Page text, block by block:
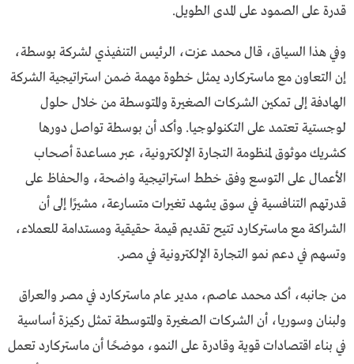
قدرة على الصمود على المدى الطويل.
وفي هذا السياق، قال محمد عزت، الرئيس التنفيذي لشركة بوسطة،
إن التعاون مع ماستركارد يمثل خطوة مهمة ضمن استراتيجية الشركة
الهادفة إلى تمكين الشركات الصغيرة والمتوسطة من خلال حلول
لوجستية تعتمد على التكنولوجيا. وأكد أن بوسطة تواصل دورها
كشريك موثوق لمنظومة التجارة الإلكترونية، عبر مساعدة أصحاب
الأعمال على التوسع وفق خطط استراتيجية واضحة، والحفاظ على
قدرتهم التنافسية في سوق يشهد تغيرات متسارعة، مشيرًا إلى أن
الشراكة مع ماستركارد تتيح تقديم قيمة حقيقية ومستدامة للعملاء،
وتسهم في دعم نمو التجارة الإلكترونية في مصر.
من جانبه، أكد محمد عاصم، مدير عام ماستركارد في مصر والعراق
ولبنان وسوريا، أن الشركات الصغيرة والمتوسطة تمثل ركيزة أساسية
في بناء اقتصادات قوية وقادرة على النمو، موضحًا أن ماستركارد تعمل